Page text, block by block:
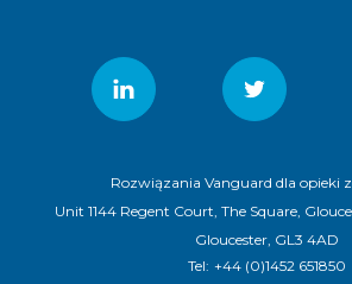
Rozwiązania Vanguard dla opieki
Unit 1144 Regent Court, The Square,
Gloucester, GL3 4AD
Tel: +44 (0)1452 651850